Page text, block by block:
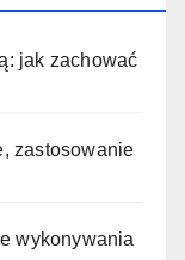
jak zachować
zastosowanie
wykonywania